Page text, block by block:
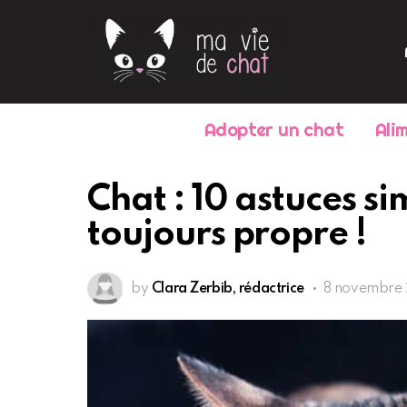
Adopter un chat
Chat : 10 astuces
toujours propre !
by Clara Zerbib, rédactrice 8 novembre